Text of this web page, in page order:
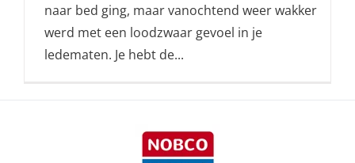
naar bed ging, maar vanochtend weer wakker
werd met een loodzwaar gevoel in je
ledematen. Je hebt de...